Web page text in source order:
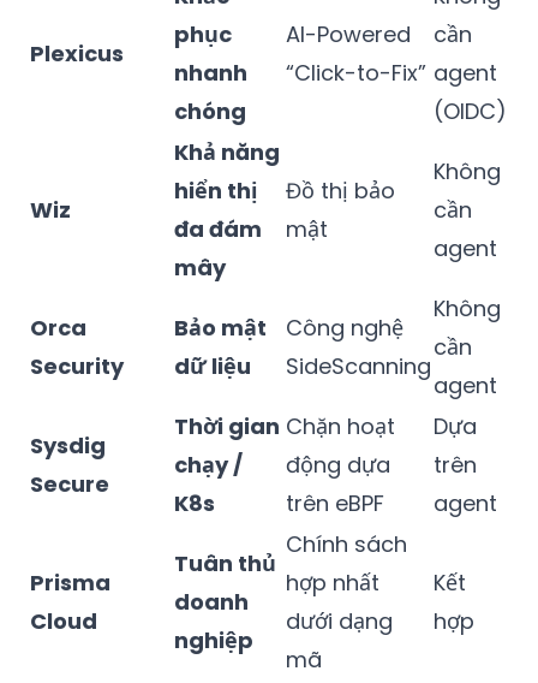
Plexicus
phục
nhanh
chóng
AI-Powered
“Click-to-Fix”
cần
agent
(OIDC)
Wiz
Khả năng
hiển thị
đa đám
mây
Đồ thị bảo
mật
Không
cần
agent
Orca
Security
Bảo mật
dữ liệu
Công nghệ
SideScanning
Không
cần
agent
Sysdig
Secure
Thời gian
chạy /
K8s
Chặn hoạt
động dựa
trên eBPF
Dựa
trên
agent
Prisma
Cloud
Tuân thủ
doanh
nghiệp
Chính sách
hợp nhất
dưới dạng
mã
Kết
hợp